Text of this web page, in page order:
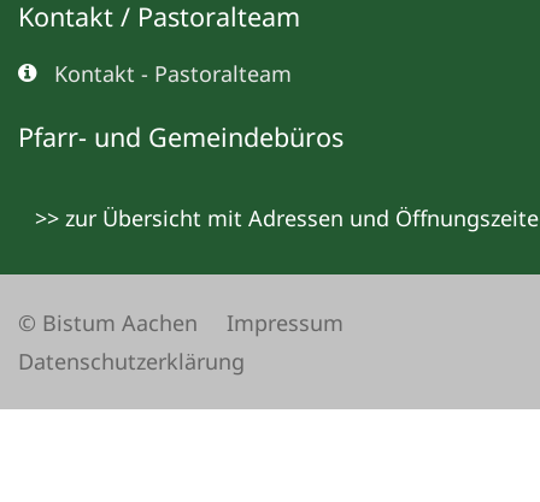
Kontakt / Pastoralteam
Kontakt - Pastoralteam
Pfarr- und Gemeindebüros
>> zur Übersicht mit Adressen und
© Bistum Aachen
Impressum
Datenschutzerklärung